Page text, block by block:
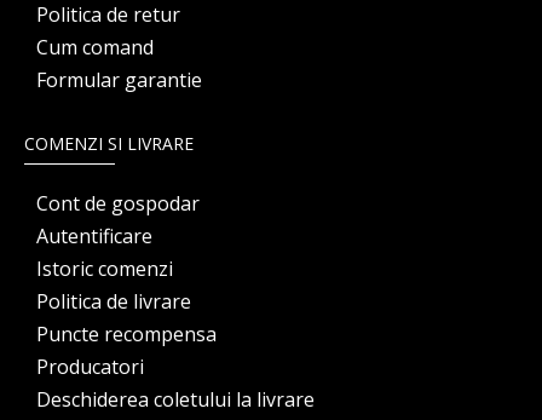
Politica de retur
Cum comand
Formular garantie
COMENZI SI LIVRARE
Cont de gospodar
Autentificare
Istoric comenzi
Politica de livrare
Puncte recompensa
Producatori
Deschiderea coletului la livrare